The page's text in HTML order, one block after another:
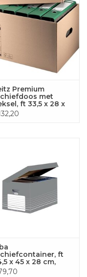
Premium
met
ft 33,5 x 28 x
cm, bruin
ft
x 45 x 28 cm,
en wit